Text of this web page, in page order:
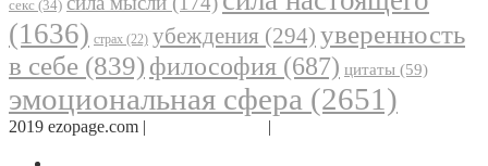
секс (34)
(1636) страх (22) убеждения (294) уверенность
в себе (839) философия (687) цитаты (59)
эмоциональная сфера (2651)
2019 ezopage.com | |